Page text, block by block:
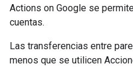
Actions on Google se
cuentas.
Las transferencias entre
menos que se utilicen